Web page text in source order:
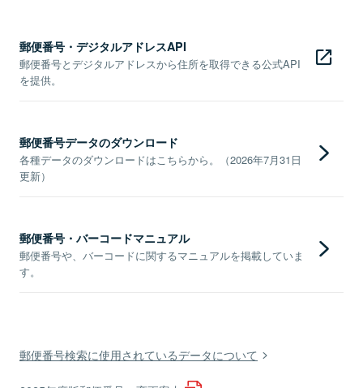
郵便番号・デジタルアドレスAPI
郵便番号とデジタルアドレスから住所を取得できる公式API
を提供。
郵便番号データのダウンロード
各種データのダウンロードはこちらから。（2026年7月31日
更新）
郵便番号・バーコードマニュアル
郵便番号や、バーコードに関するマニュアルを掲載していま
す。
郵便番号検索に使用されているデータについて